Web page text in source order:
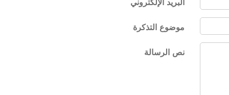
موضوع التذكرة
نص الرسالة